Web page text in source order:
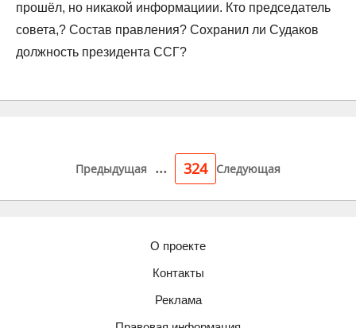
прошёл, но никакой информациии. Кто председатель
совета,? Состав правления? Сохранил ли Судаков
должность президента ССГ?
Предыдущая ... 324 Следующая
О проекте
Контакты
Реклама